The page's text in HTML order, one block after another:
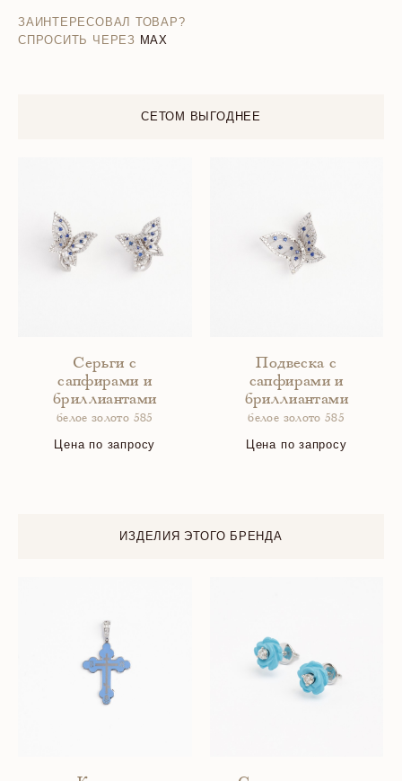
ЗАИНТЕРЕСОВАЛ ТОВАР?
СПРОСИТЬ ЧЕРЕЗ MAX
СЕТОМ ВЫГОДНЕЕ
Серьги с
сапфирами и
бриллиантами
белое золото 585
Цена по запросу
Подвеска с
сапфирами и
бриллиантами
белое золото 585
Цена по запросу
ИЗДЕЛИЯ ЭТОГО БРЕНДА